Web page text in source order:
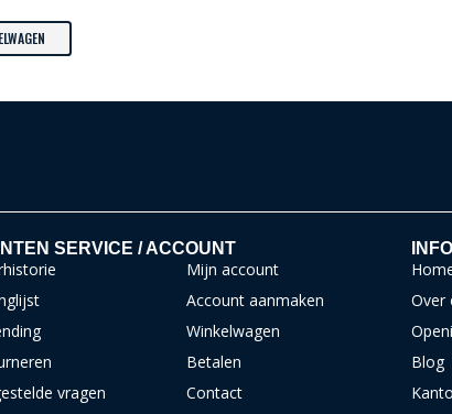
SERVICE / ACCOUNT
vragen
Mijn account
Account aanmaken
Winkelwagen
Betalen
Contact
Over
Blog